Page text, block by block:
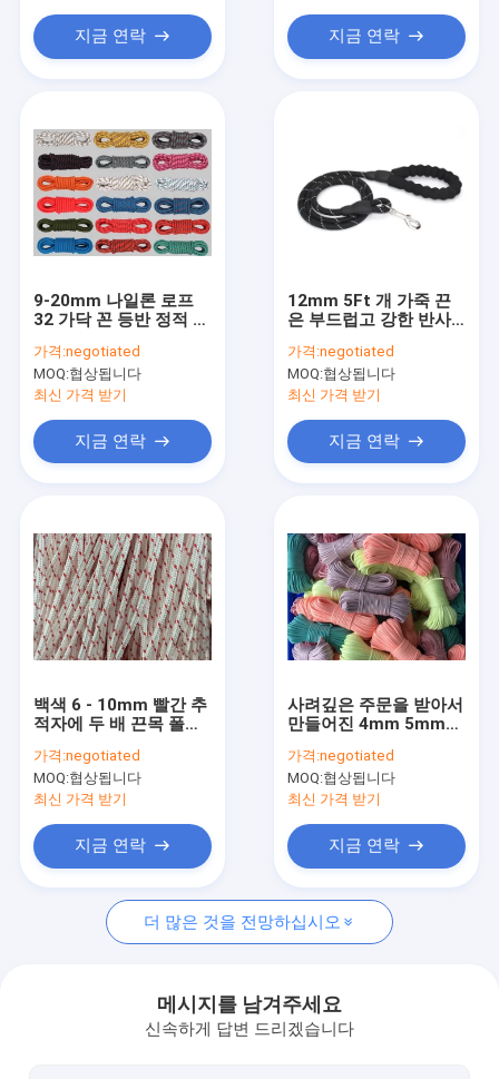
제품
우리에 대하여
공장 여행
엮은 나이론바줄
땋는 폴리에스테 밧줄
꼰 폴리프로필렌 로프
550 파라코드 로프
지금 연락 지금 연락
9-20mm 나일론 로프
32 가닥 꼰 등반 정적 로
가격:negotiated
MOQ:협상됩니다
최신 가격 받기
지금 연락
12mm 5Ft 개 가죽 끈
은 부드럽고 강한 반사
다.
가격:negotiated
MOQ:협상됩니다
최신 가격 받기
지금 연락
백색 6 - 10mm 빨간 추
적자에 두 배 끈목 폴리
가격:negotiated
MOQ:협상됩니다
최신 가격 받기
지금 연락
사려깊은 주문을 받아서
만들어진 4mm 5mm
에스테 밧줄
가격:negotiated
MOQ:협상됩니다
최신 가격 받기
지금 연락
더 많은 것을 전망하십시오
메시지를 남겨주세요
신속하게 답변 드리겠습니다